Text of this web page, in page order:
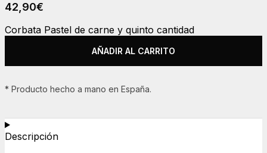
42,90€
Corbata Pastel de carne y quinto cantidad
AÑADIR AL CARRITO
* Producto hecho a mano en España.
Descripción